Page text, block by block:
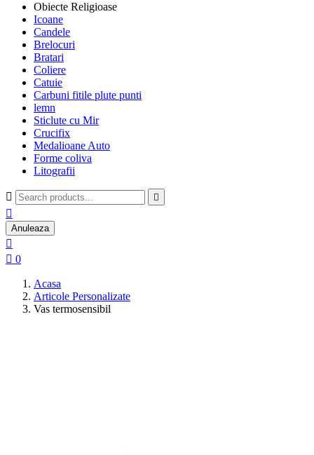
Obiecte Religioase
Icoane
Candele
Brelocuri
Bratari
Coliere
Catuie
Carbuni fitile plute punti
lemn
Sticlute cu Mir
Crucifix
Medalioane Auto
Forme coliva
Litografii
 

Anuleaza

 0
Acasa
Articole Personalizate
Vas termosensibil